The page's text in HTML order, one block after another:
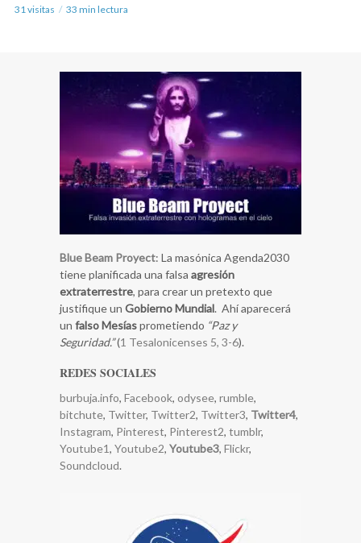
31 visitas 33 min lectura
Blue Beam Proyect: La masónica Agenda2030
tiene planificada una falsa agresión
extraterrestre, para crear un pretexto que
justifique un Gobierno Mundial. Ahí aparecerá
un falso Mesíasprometiendo “Paz y
Seguridad.”(1 Tesalonicenses 5, 3-6).
REDES SOCIALES
burbuja.info, Facebook, odysee, rumble,
bitchute, Twitter, Twitter2, Twitter3, Twitter4,
Instagram, Pinterest, Pinterest2, tumblr,
Youtube1, Youtube2, Youtube3, Flickr,
Soundcloud.